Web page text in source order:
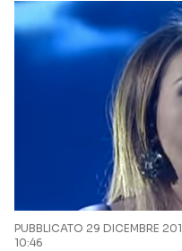
PUBBLICATO 29 DICEMBRE
10:46